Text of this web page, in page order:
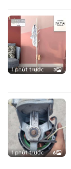
1 phút trước 3
1 phút trước 6